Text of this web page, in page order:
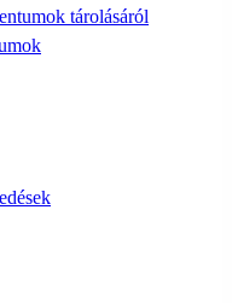
tárolásáról